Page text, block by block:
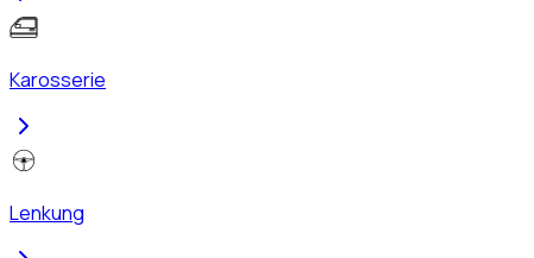
Karosserie
Lenkung